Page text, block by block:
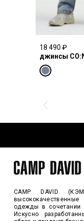
18 490 ₽
CAMP DAVID
одежды в сочетании
Искусно